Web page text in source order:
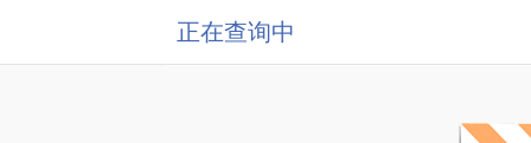
正在查询中